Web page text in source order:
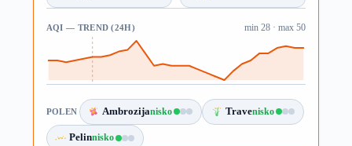
AQI — TREND (24H) min 28 · max 50
POLEN Ambrozijanisko Travenisko
Pelinnisko